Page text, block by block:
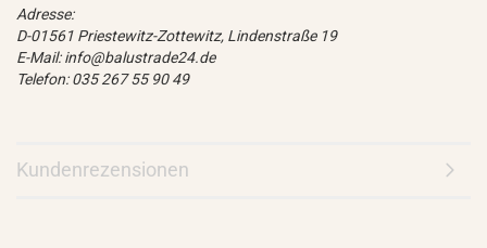
Adresse:
D-01561 Priestewitz-Zottewitz, Lindenstraße 19
E-Mail: info@balustrade24.de
Telefon: 035 267 55 90 49
Kundenrezensionen